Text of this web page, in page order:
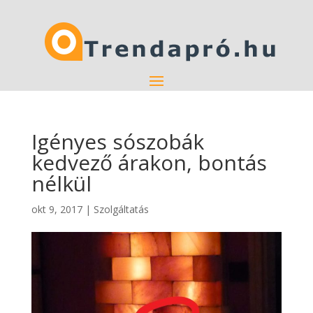
Igényes sószobák
kedvező árakon, bontás
nélkül
okt 9, 2017| Szolgáltatás